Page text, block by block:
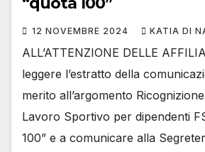
12 NOVEMBRE 2024 KATIA DI
ALL’ATTENZIONE DELLE
leggere l’estratto della
merito all’argomento
Lavoro Sportivo per dipendenti
100” e a comunicare alla